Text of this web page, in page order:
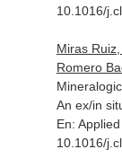
10.1016/
Miras
Romero
An ex/in
En:
10.1016/